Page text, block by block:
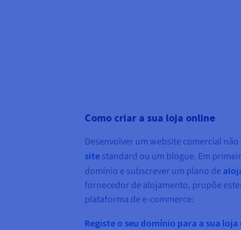
Como criar a sua loja online
Desenvolver um website comercial
site standard ou um blogue. Em
domínio e subscrever um plano de
fornecedor de alojamento, propõe
plataforma de e-commerce:
Registe o seu domínio para a sua